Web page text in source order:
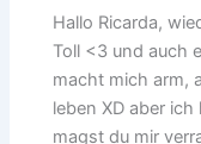
Hallo Ricarda,
Toll <3 und auch
macht mich arm,
leben XD aber
magst du mir